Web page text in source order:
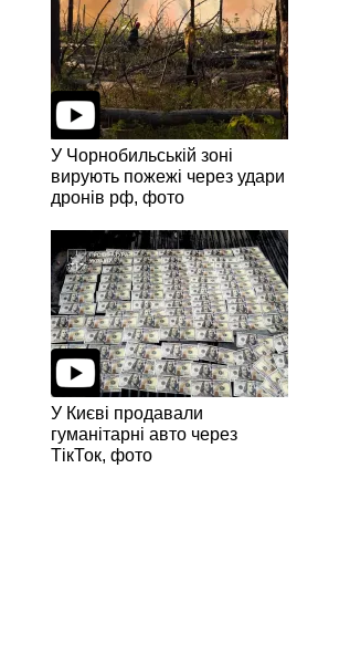
У Чорнобильській зоні
вирують пожежі через удари
дронів рф, фото
У Києві продавали
гуманітарні авто через
ТікТок, фото